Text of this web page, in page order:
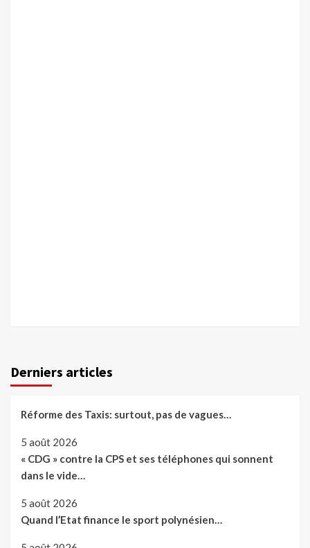
Derniers articles
Réforme des Taxis: surtout, pas de vagues…
5 août 2026
« CDG » contre la CPS et ses téléphones qui sonnent
dans le vide…
5 août 2026
Quand l’Etat finance le sport polynésien…